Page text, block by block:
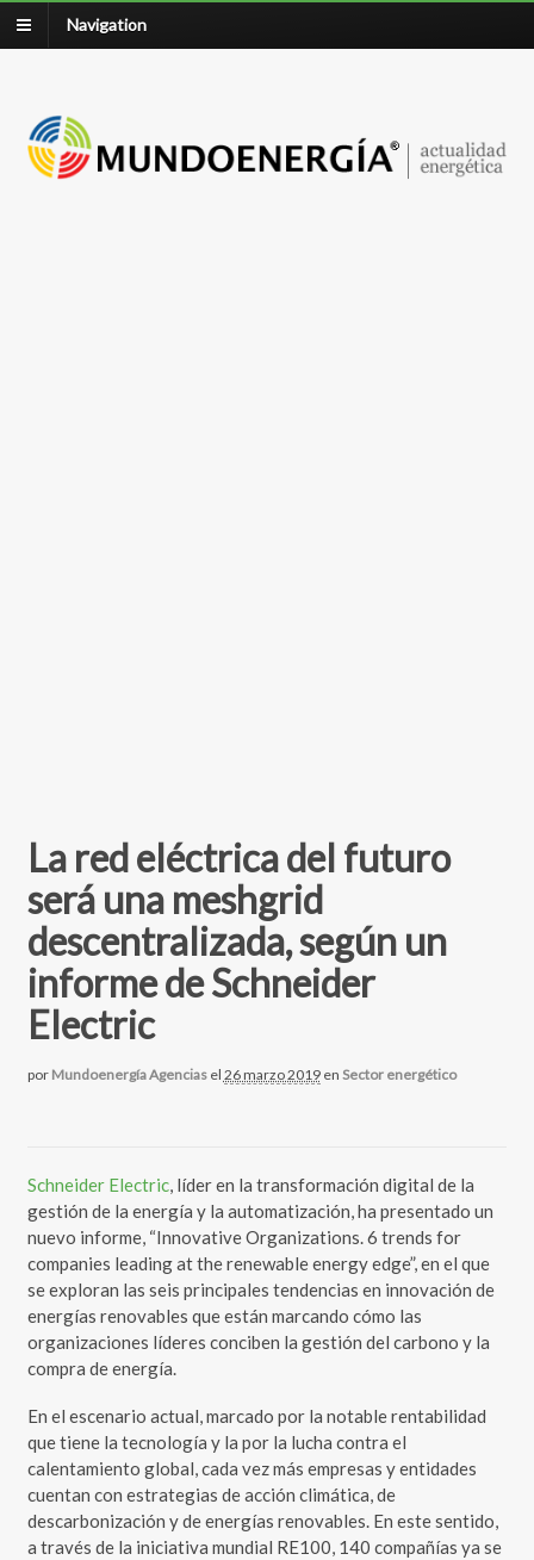
Navigation
La red eléctrica del futuro
será una meshgrid
descentralizada, según un
informe de Schneider
Electric
por Mundoenergía Agencias el 26 marzo 2019 en Sector energético
Schneider Electric, líder en la transformación digital de la
gestión de la energía y la automatización, ha presentado un
nuevo informe, “Innovative Organizations. 6 trends for
companies leading at the renewable energy edge”, en el que
se exploran las seis principales tendencias en innovación de
energías renovables que están marcando cómo las
organizaciones líderes conciben la gestión del carbono y la
compra de energía.
En el escenario actual, marcado por la notable rentabilidad
que tiene la tecnología y la por la lucha contra el
calentamiento global, cada vez más empresas y entidades
cuentan con estrategias de acción climática, de
descarbonización y de energías renovables. En este sentido,
a través de la iniciativa mundial RE100, 140 compañías ya se